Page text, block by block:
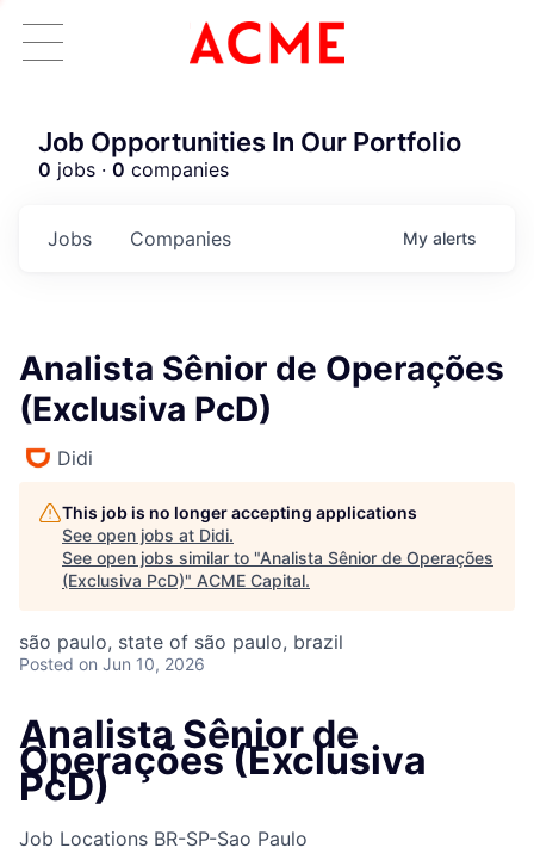
Job Opportunities In Our Portfolio
0 jobs · 0 companies
Jobs Companies My alerts
Analista Sênior de Operações
(Exclusiva PcD)
Didi
This job is no longer accepting applications
See open jobs at Didi.
See open jobs similar to "Analista Sênior de Operações
(Exclusiva PcD)" ACME Capital.
são paulo, state of são paulo, brazil
Posted on Jun 10, 2026
Analista Sênior de
Operações (Exclusiva
PcD)
Job Locations BR-SP-Sao Paulo